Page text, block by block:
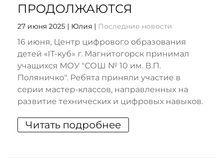
ПРОДОЛЖАЮТСЯ
27 июня 2025 | Юлия | Последние новости
16 июня, Центр цифрового образования
детей «IT-куб» г. Магнитогорск принимал
учащихся МОУ "СОШ № 10 им. В.П.
Поляничко". Ребята приняли участие в
серии мастер-классов, направленных на
развитие технических и цифровых навыков.
Читать подробнее